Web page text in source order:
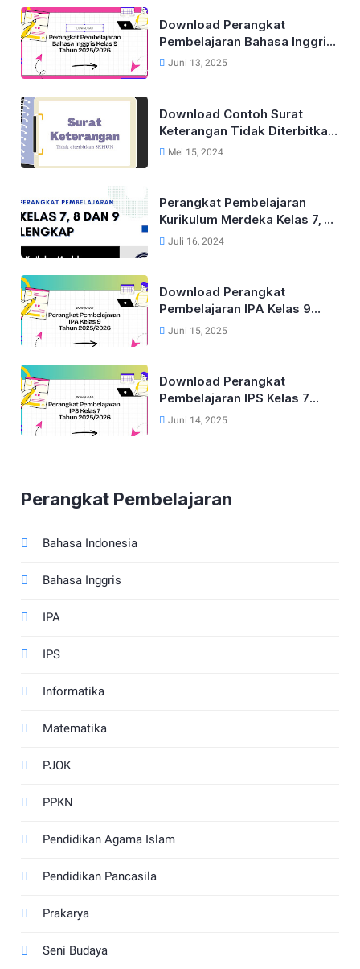
Download Perangkat
Pembelajaran Bahasa Inggris
Lengkap Untuk Kelas 9 Tahun
Juni 13, 2025
Download Contoh Surat
Keterangan Tidak Diterbitkan
SKHUN Terbaru 2025
Mei 15, 2024
Perangkat Pembelajaran
Kurikulum Merdeka Kelas 7, 8
dan 9 Tahun 2024
Juli 16, 2024
Download Perangkat
Pembelajaran IPA Kelas 9
Kurikulum Merdeka Tahun
Juni 15, 2025
Download Perangkat
Pembelajaran IPS Kelas 7
Kurikulum Merdeka Tahun
Juni 14, 2025
Perangkat Pembelajaran
Bahasa Indonesia
Bahasa Inggris
IPA
IPS
Informatika
Matematika
PJOK
PPKN
Pendidikan Agama Islam
Pendidikan Pancasila
Prakarya
Seni Budaya